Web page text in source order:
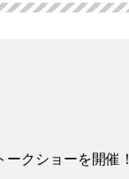
クショーを開催！